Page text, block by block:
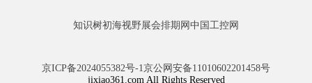
知识树初海视野展会排期网 中国工控网
京ICP备2024055382号-1京公网安备11010602201458号
jixiao361.com All Rights Reserved